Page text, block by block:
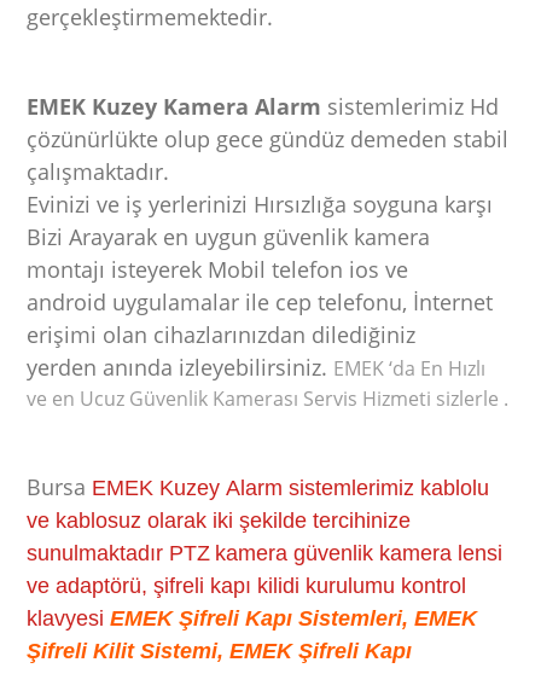
gerçekleştirmemektedir.
EMEK Kuzey Kamera Alarm sistemlerimiz Hd
çözünürlükte olup gece gündüz demeden stabil
çalışmaktadır.
Evinizi ve iş yerlerinizi Hırsızlığa soyguna karşı
Bizi Arayarak en uygun güvenlik kamera
montajı isteyerek Mobil telefon ios ve
android uygulamalar ile cep telefonu, İnternet
erişimi olan cihazlarınızdan dilediğiniz
yerden anında izleyebilirsiniz. EMEK ‘da En Hızlı
ve en Ucuz Güvenlik Kamerası Servis Hizmeti sizlerle .
Bursa EMEK Kuzey Alarm sistemlerimiz kablolu
ve kablosuz olarak iki şekilde tercihinize
sunulmaktadır PTZ kamera güvenlik kamera lensi
ve adaptörü, şifreli kapı kilidi kurulumu kontrol
klavyesiEMEK Şifreli Kapı Sistemleri, EMEK
Şifreli Kilit Sistemi, EMEK Şifreli Kapı